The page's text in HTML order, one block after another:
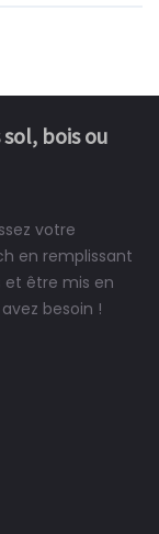
bois ou
votre
en remplissant
être mis en
besoin !